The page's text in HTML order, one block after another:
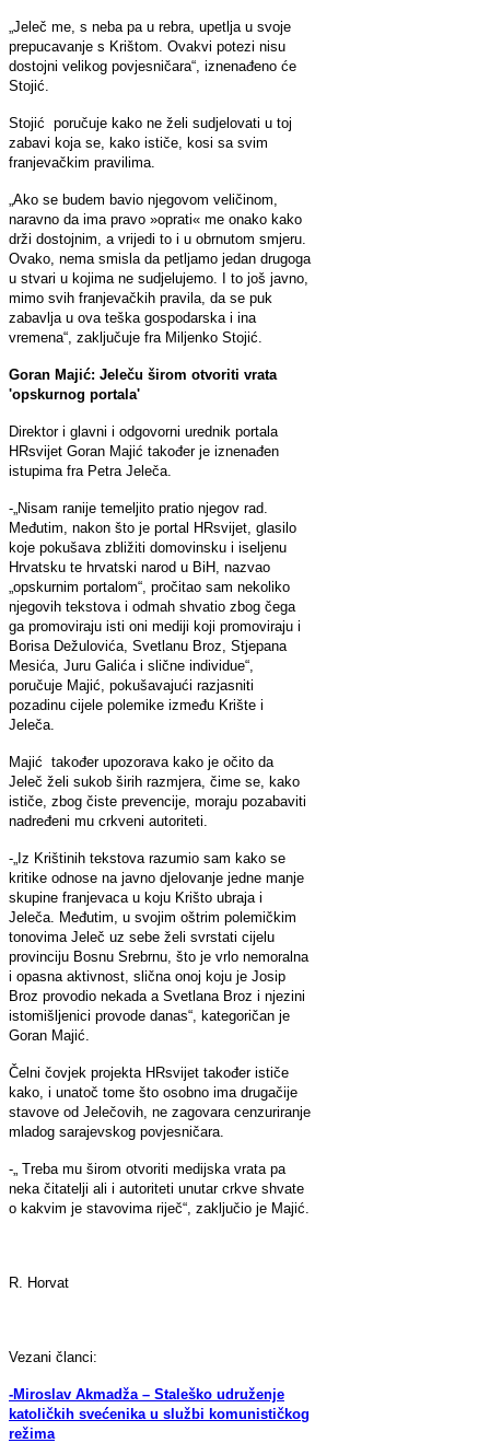
„Jeleč me, s neba pa u rebra, upetlja u svoje
prepucavanje s Krištom. Ovakvi potezi nisu
dostojni velikog povjesničara“, iznenađeno će
Stojić.
Stojić poručuje kako ne želi sudjelovati u toj
zabavi koja se, kako ističe, kosi sa svim
franjevačkim pravilima.
„Ako se budem bavio njegovom veličinom,
naravno da ima pravo »oprati« me onako kako
drži dostojnim, a vrijedi to i u obrnutom smjeru.
Ovako, nema smisla da petljamo jedan drugoga
u stvari u kojima ne sudjelujemo. I to još javno,
mimo svih franjevačkih pravila, da se puk
zabavlja u ova teška gospodarska i ina
vremena“, zaključuje fra Miljenko Stojić.
Goran Majić: Jeleču širom otvoriti vrata
'opskurnog portala'
Direktor i glavni i odgovorni urednik portala
HRsvijet Goran Majić također je iznenađen
istupima fra Petra Jeleča.
-„Nisam ranije temeljito pratio njegov rad.
Međutim, nakon što je portal HRsvijet, glasilo
koje pokušava zbližiti domovinsku i iseljenu
Hrvatsku te hrvatski narod u BiH, nazvao
„opskurnim portalom“, pročitao sam nekoliko
njegovih tekstova i odmah shvatio zbog čega
ga promoviraju isti oni mediji koji promoviraju i
Borisa Dežulovića, Svetlanu Broz, Stjepana
Mesića, Juru Galića i slične individue“,
poručuje Majić, pokušavajući razjasniti
pozadinu cijele polemike između Krište i
Jeleča.
Majić također upozorava kako je očito da
Jeleč želi sukob širih razmjera, čime se, kako
ističe, zbog čiste prevencije, moraju pozabaviti
nadređeni mu crkveni autoriteti.
-„Iz Krištinih tekstova razumio sam kako se
kritike odnose na javno djelovanje jedne manje
skupine franjevaca u koju Krišto ubraja i
Jeleča. Međutim, u svojim oštrim polemičkim
tonovima Jeleč uz sebe želi svrstati cijelu
provinciju Bosnu Srebrnu, što je vrlo nemoralna
i opasna aktivnost, slična onoj koju je Josip
Broz provodio nekada a Svetlana Broz i njezini
istomišljenici provode danas“, kategoričan je
Goran Majić.
Čelni čovjek projekta HRsvijet također ističe
kako, i unatoč tome što osobno ima drugačije
stavove od Jelečovih, ne zagovara cenzuriranje
mladog sarajevskog povjesničara.
-„ Treba mu širom otvoriti medijska vrata pa
neka čitatelji ali i autoriteti unutar crkve shvate
o kakvim je stavovima riječ“, zaključio je Majić.
R. Horvat
Vezani članci:
-Miroslav Akmadža – Staleško udruženje
katoličkih svećenika u službi komunističkog
režima